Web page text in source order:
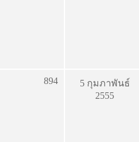
894
5 กุมภาพันธ์
2555